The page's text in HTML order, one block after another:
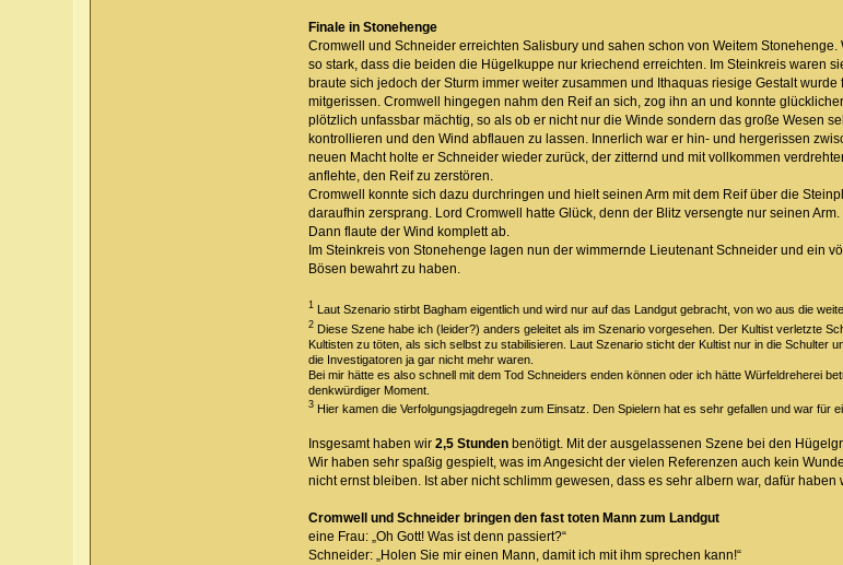
Finale in Stonehenge
Cromwell und Schneider erreichten Salisbury und sahen schon von Weitem
so stark, dass die beiden die Hügelkuppe nur kriechend erreichten. Im Steinkreis waren
braute sich jedoch der Sturm immer weiter zusammen und Ithaquas riesige Gestalt
mitgerissen. Cromwell hingegen nahm den Reif an sich, zog ihn an und konnte
plötzlich unfassbar mächtig, so als ob er nicht nur die Winde sondern das große Wesen
kontrollieren und den Wind abflauen zu lassen. Innerlich war er hin- und hergerissen
neuen Macht holte er Schneider wieder zurück, der zitternd und mit vollkommen
anflehte, den Reif zu zerstören.
Cromwell konnte sich dazu durchringen und hielt seinen Arm mit dem Reif über die
daraufhin zersprang. Lord Cromwell hatte Glück, denn der Blitz versengte nur seinen Arm.
Dann flaute der Wind komplett ab.
Im Steinkreis von Stonehenge lagen nun der wimmernde Lieutenant Schneider und ein
Bösen bewahrt zu haben.
1 Laut Szenario stirbt Bagham eigentlich und wird nur auf das Landgut gebracht, von wo aus die
2Diese Szene habe ich (leider?) anders geleitet als im Szenario vorgesehen. Der Kultist verletzte
Kultisten zu töten, als sich selbst zu stabilisieren. Laut Szenario sticht der Kultist nur in die
die Investigatoren ja gar nicht mehr waren.
Bei mir hätte es also schnell mit dem Tod Schneiders enden können oder ich hätte Würfeldreherei
denkwürdiger Moment.
3 Hier kamen die Verfolgungsjagdregeln zum Einsatz. Den Spielern hat es sehr gefallen und war für
Insgesamt haben wir 2,5 Stundenbenötigt. Mit der ausgelassenen Szene bei den
Wir haben sehr spaßig gespielt, was im Angesicht der vielen Referenzen auch kein
nicht ernst bleiben. Ist aber nicht schlimm gewesen, dass es sehr albern war, dafür haben
Cromwell und Schneider bringen den fast toten Mann zum Landgut
eine Frau: „Oh Gott! Was ist denn passiert?“
Schneider: „Holen Sie mir einen Mann, damit ich mit ihm sprechen kann!“